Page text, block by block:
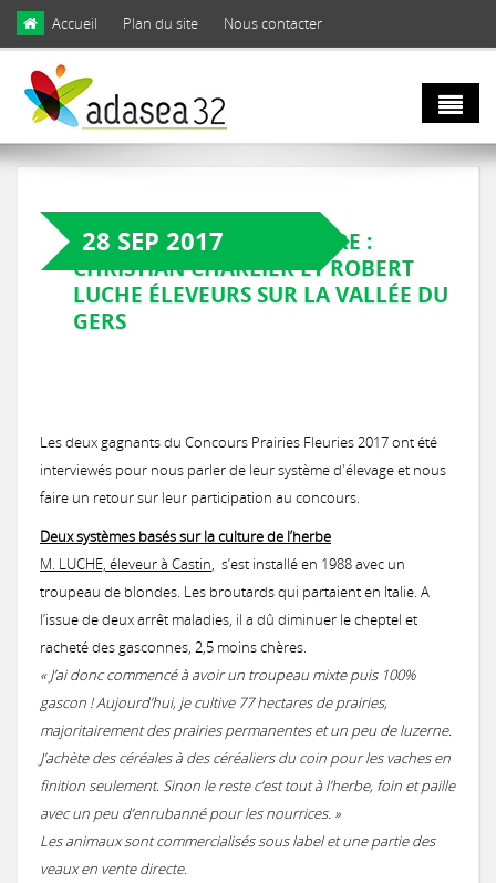
Skip to main content
Accueil Plan du site Nous contacter
Qui sommes
nous ?
Domaines d'activités
Notre gouvernance
Vie associative
Notre réseau
Histoire
Témoignages de gestionnaires
On parle de nous !
Natura 2000
et biodiversité
Les facettes de la biodiversité gersoise
Milieux secs du Gers
Espèces animales du Gers
2017: La Chevêche d’Athéna, chouette de nos campagnes
2017: Paroles de Cistude
Les amphibiens
Les plantes messicoles
LIFE Coteaux Gascons
Natura2000
Actions menées
Formations
Vidéos de présentation
écologie
Concours des pratiques agro-écologiques
Prairies lauréates
Journal du Concours
Concours 2026
Appel à concourir
Concours 2024
Mesures agri-environnementales
Formations obligatoires (2023-2027)
MAEC 2026
MAEC 2025
Paiement pour services environnementaux
PSE 2025
PSE 2020
Projet "Veau des Prés"
Lutte contre l'érosion
PAT Gimone
Valorisation des prairies naturelles inondables
Urbanisme
Notre démarche
Nos compétences
Nos références
Réflexions, exemples
Appui aux collectivités dans la prise en compte des zones humides
Zones humides
et CATZH Gers
Présentation de la CATZH
Les zones humides
Qu’est-ce que c'est ?
Missions de la CATZH
Nos
prestations
Expertises et documents d'incidence Loi sur l'Eau
Expertises faune flore habitat
Annonces
Achats publics
28 SEP 2017
PAROLES DE GESTIONNAIRE :
CHRISTIAN CHARLIER ET ROBERT
LUCHE ÉLEVEURS SUR LA VALLÉE DU
GERS
Les deux gagnants du Concours Prairies Fleuries 2017 ont été
interviewés pour nous parler de leur système d'élevage et nous
faire un retour sur leur participation au concours.
Deux systèmes basés sur la culture de l’herbe
M. LUCHE, éleveur à Castin, s’est installé en 1988 avec un
troupeau de blondes. Les broutards qui partaient en Italie. A
l’issue de deux arrêt maladies, il a dû diminuer le cheptel et
racheté des gasconnes, 2,5 moins chères.
« J’ai donc commencé à avoir un troupeau mixte puis 100%
gascon ! Aujourd’hui, je cultive 77 hectares de prairies,
majoritairement des prairies permanentes et un peu de luzerne.
J’achète des céréales à des céréaliers du coin pour les vaches en
finition seulement. Sinon le reste c’est tout à l’herbe, foin et paille
avec un peu d’enrubanné pour les nourrices. »
Les animaux sont commercialisés sous label et une partie des
veaux en vente directe.